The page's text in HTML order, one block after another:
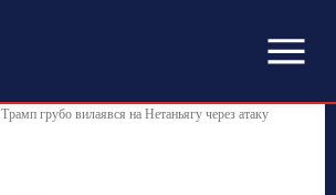
Трамп грубо вилаявся на Нетаньягу через атаку